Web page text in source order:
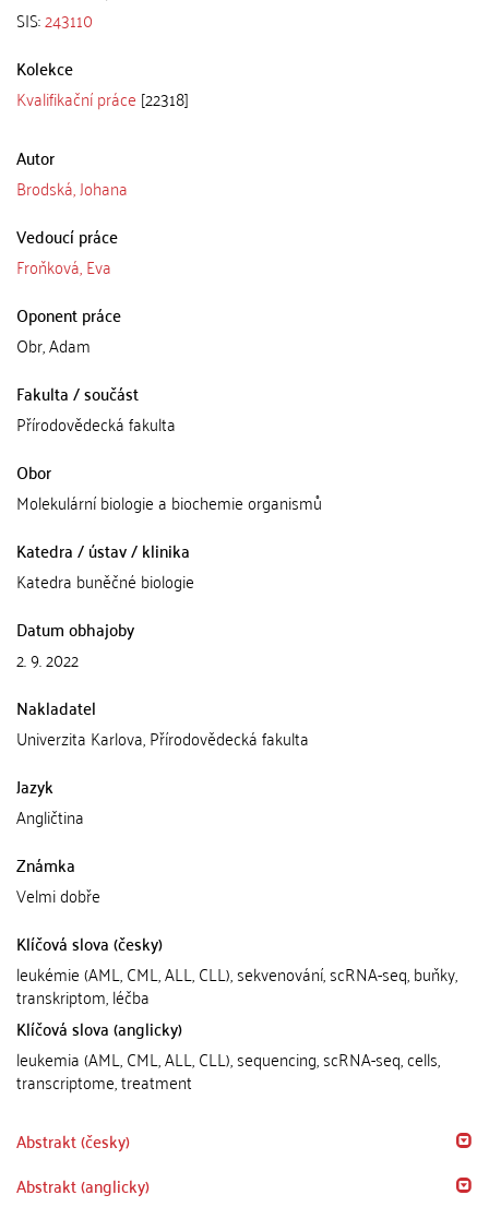
SIS:243110
Kolekce
Kvalifikační práce [22318]
Autor
Brodská, Johana
Vedoucí práce
Froňková, Eva
Oponent práce
Obr, Adam
Fakulta / součást
Přírodovědecká fakulta
Obor
Molekulární biologie a biochemie organismů
Katedra / ústav / klinika
Katedra buněčné biologie
Datum obhajoby
2. 9. 2022
Nakladatel
Univerzita Karlova, Přírodovědecká fakulta
Jazyk
Angličtina
Známka
Velmi dobře
Klíčová slova (česky)
leukémie (AML, CML, ALL, CLL), sekvenování, scRNA-seq, buňky,
transkriptom, léčba
Klíčová slova (anglicky)
leukemia (AML, CML, ALL, CLL), sequencing, scRNA-seq, cells,
transcriptome, treatment
Abstrakt (česky)
Abstrakt (anglicky)